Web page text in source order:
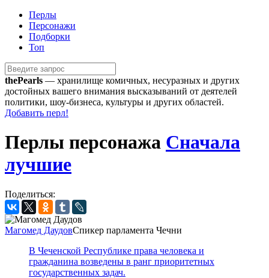
Перлы
Персонажи
Подборки
Топ
thePearls — хранилище комичных, несуразных и других
достойных вашего внимания высказываний от деятелей
политики, шоу-бизнеса, культуры и других областей.
Добавить перл!
Перлы персонажа Сначала
лучшие
Поделиться:
Магомед ДаудовСпикер парламента Чечни
В Чеченской Республике права человека и
гражданина возведены в ранг приоритетных
государственных задач.